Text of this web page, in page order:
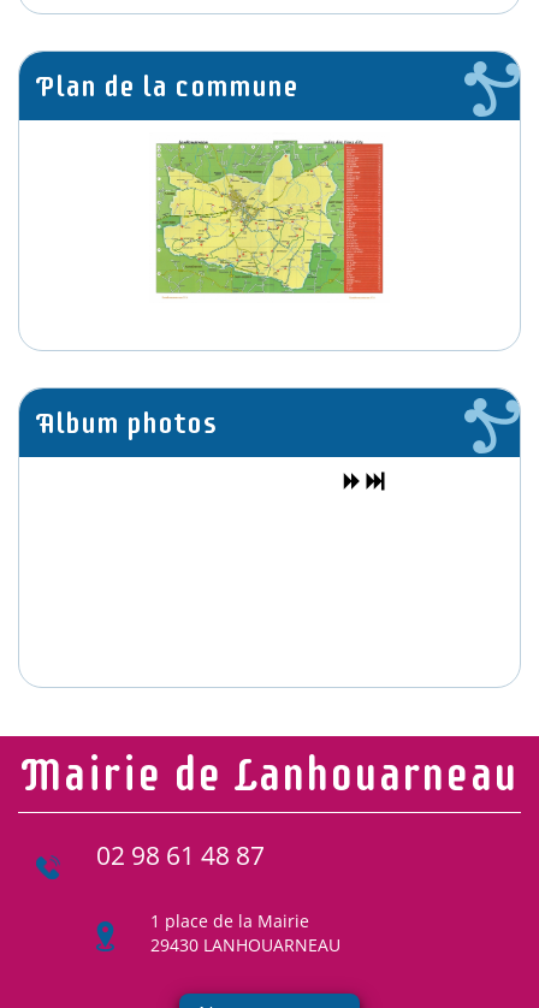
Plan de la commune
Album photos
Mairie de Lanhouarneau
02 98 61 48 87
1 place de la Mairie
29430 LANHOUARNEAU